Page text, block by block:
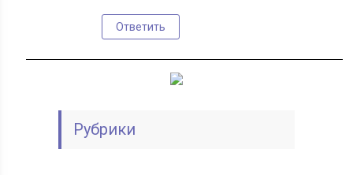
Ответить
Рубрики